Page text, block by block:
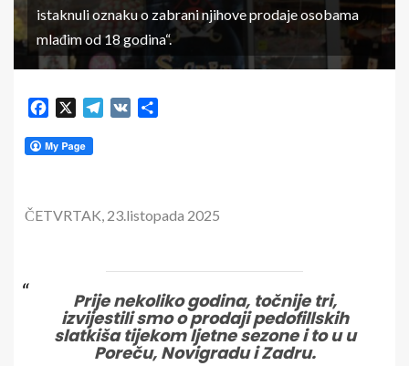
istaknuli oznaku o zabrani njihove prodaje osobama
mlađim od 18 godina“.
Facebook Telegram
VK
ČETVRTAK, 23.listopada 2025
Prije nekoliko godina, točnije tri,
izvijestili smo o prodaji pedofillskih
slatkiša tijekom ljetne sezone i to u u
Poreču, Novigradu i Zadru.